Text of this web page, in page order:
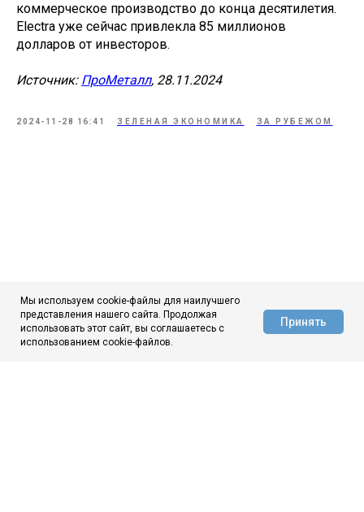
коммерческое производство до конца десятилетия.
Electra уже сейчас привлекла 85 миллионов
долларов от инвесторов.
Источник: ПроМеталл, 28.11.2024
2024-11-28 16:41 ЗЕЛЕНАЯ ЭКОНОМИКА ЗА РУБЕЖОМ
АЦ ЦНИИчермет
Мы используем cookie-файлы для наилучшего
представления нашего сайта. Продолжая
использовать этот сайт, вы соглашаетесь с
использованием cookie-файлов.
Принять